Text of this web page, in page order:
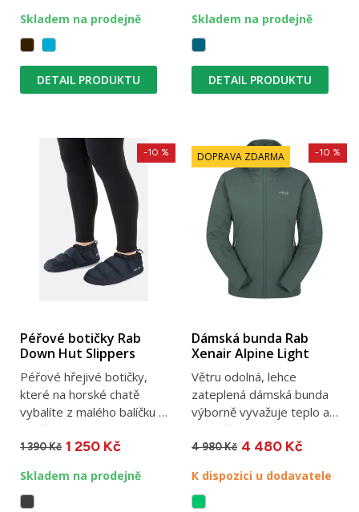
Skladem na prodejně
DETAIL PRODUKTU
Skladem na prodejně
DETAIL PRODUKTU
Péřové botičky Rab
Down Hut Slippers
Péřové hřejivé botičky,
které na horské chatě
vybalíte z malého balíčku a
dopřejete unaveným...
1 390 Kč
-10 %
1 250 Kč
Skladem na prodejně
DOPRAVA ZDARMA
Dámská bunda Rab
Xenair Alpine Light
Větru odolná, lehce
zateplená dámská bunda
výborně vyvažuje teplo a
prodyšnost. Rab Xenair
Alpine...
4 980 Kč
-10 %
4 480 Kč
K dispozici u dodavatele